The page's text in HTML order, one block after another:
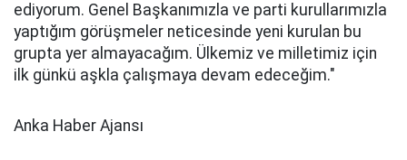
ediyorum. Genel Başkanımızla ve parti kurullarımızla
yaptığım görüşmeler neticesinde yeni kurulan bu
grupta yer almayacağım. Ülkemiz ve milletimiz için
ilk günkü aşkla çalışmaya devam edeceğim."
Anka Haber Ajansı